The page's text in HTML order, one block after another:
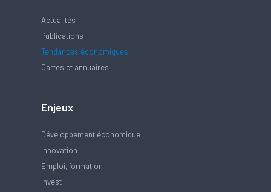
Actualités
Publications
Tendances économiques
Cartes et annuaires
Enjeux
Développement économique
Innovation
Emploi, formation
Invest